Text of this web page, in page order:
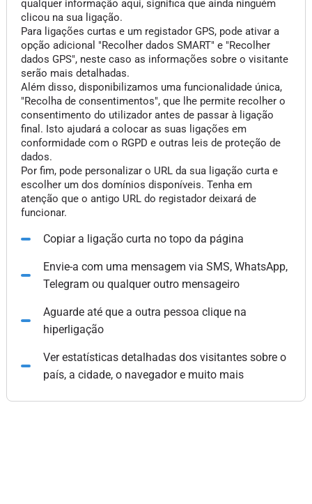
qualquer informação aqui, significa que ainda ninguém
clicou na sua ligação.
Para ligações curtas e um registador GPS, pode ativar a
opção adicional "Recolher dados SMART" e "Recolher
dados GPS", neste caso as informações sobre o visitante
serão mais detalhadas.
Além disso, disponibilizamos uma funcionalidade única,
"Recolha de consentimentos", que lhe permite recolher o
consentimento do utilizador antes de passar à ligação
final. Isto ajudará a colocar as suas ligações em
conformidade com o RGPD e outras leis de proteção de
dados.
Por fim, pode personalizar o URL da sua ligação curta e
escolher um dos domínios disponíveis. Tenha em
atenção que o antigo URL do registador deixará de
funcionar.
Copiar a ligação curta no topo da página
Envie-a com uma mensagem via SMS, WhatsApp,
Telegram ou qualquer outro mensageiro
Aguarde até que a outra pessoa clique na
hiperligação
Ver estatísticas detalhadas dos visitantes sobre o
país, a cidade, o navegador e muito mais